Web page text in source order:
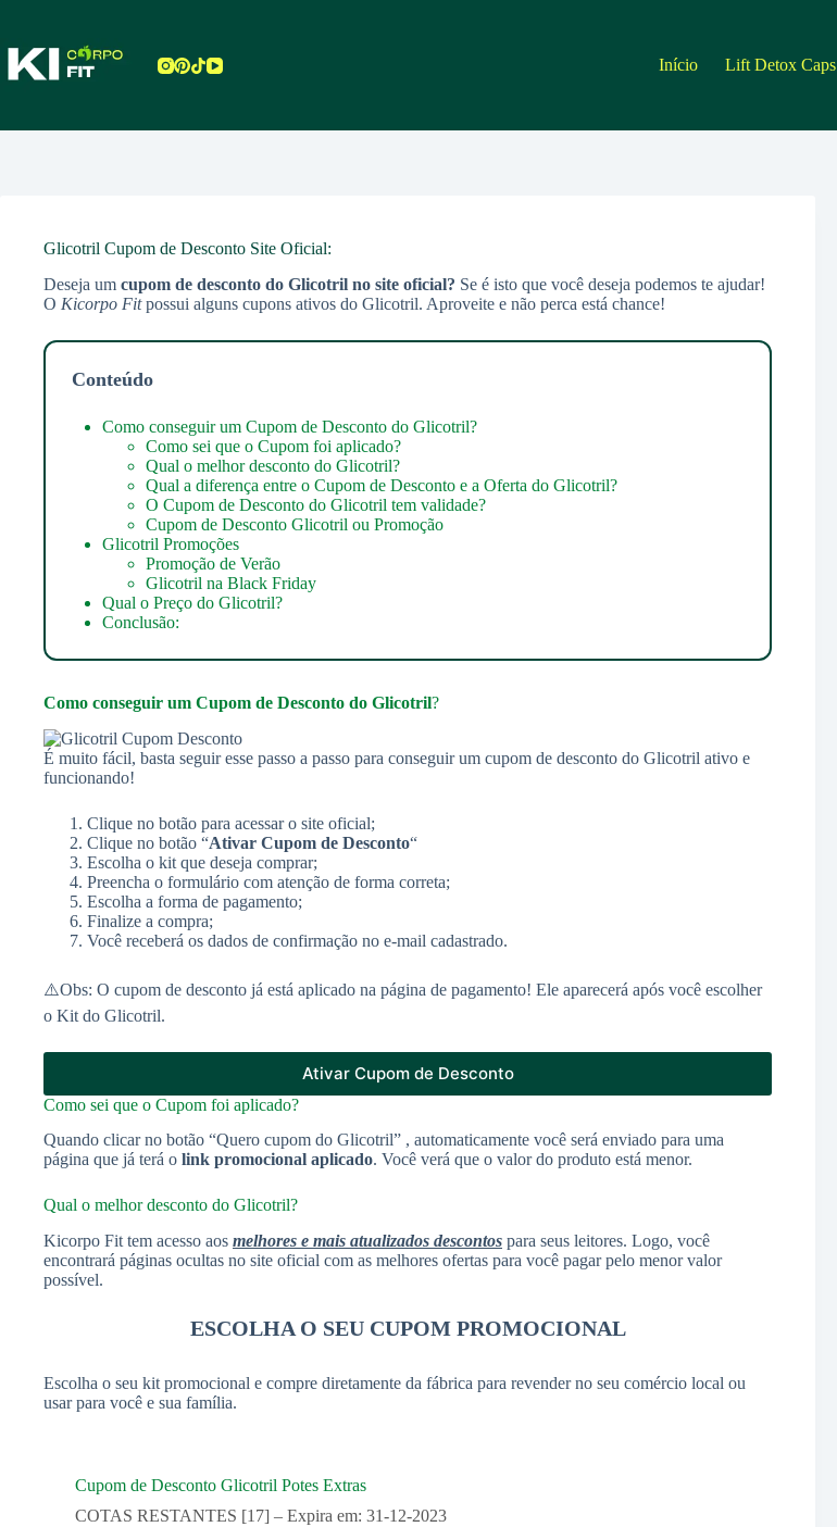
conteúdo
Início Lift Detox Caps
Glicotril Cupom de Desconto Site Oficial:
Deseja um cupom de desconto do Glicotril no site oficial? Se é isto que você deseja podemos te ajudar!
O Kicorpo Fitpossui alguns cupons ativos do Glicotril. Aproveite e não perca está chance!
Conteúdo
Como conseguir um Cupom de Desconto do Glicotril?
Como sei que o Cupom foi aplicado?
Qual o melhor desconto do Glicotril?
Qual a diferença entre o Cupom de Desconto e a Oferta do Glicotril?
O Cupom de Desconto do Glicotril tem validade?
Cupom de Desconto Glicotril ou Promoção
Glicotril Promoções
Promoção de Verão
Glicotril na Black Friday
Qual o Preço do Glicotril?
Conclusão:
Como conseguir um Cupom de Desconto do Glicotril?
É muito fácil, basta seguir esse passo a passo para conseguir um cupom de desconto do Glicotril ativo e
funcionando!
Clique no botão para acessar o site oficial;
Clique no botão “Ativar Cupom de Desconto“
Escolha o kit que deseja comprar;
Preencha o formulário com atenção de forma correta;
Escolha a forma de pagamento;
Finalize a compra;
Você receberá os dados de confirmação no e-mail cadastrado.
⚠️Obs: O cupom de desconto já está aplicado na página de pagamento! Ele aparecerá após você escolher
o Kit do Glicotril.
Ativar Cupom de Desconto
Como sei que o Cupom foi aplicado?
Quando clicar no botão “Quero cupom do Glicotril” , automaticamente você será enviado para uma
página que já terá o link promocional aplicado. Você verá que o valor do produto está menor.
Qual o melhor desconto do Glicotril?
Kicorpo Fit tem acesso aos melhores e mais atualizados descontos para seus leitores. Logo, você
encontrará páginas ocultas no site oficial com as melhores ofertas para você pagar pelo menor valor
possível.
ESCOLHA O SEU CUPOM PROMOCIONAL
Escolha o seu kit promocional e compre diretamente da fábrica para revender no seu comércio local ou
usar para você e sua família.
Cupom de Desconto Glicotril Potes Extras
COTAS RESTANTES [17] – Expira em: 31-12-2023